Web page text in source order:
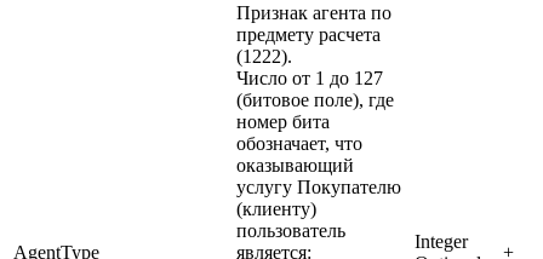
AgentType
Признак агента по
предмету расчета
(1222).
Число от 1 до 127
(битовое поле), где
номер бита
обозначает, что
оказывающий
услугу Покупателю
(клиенту)
пользователь
является:
Integer
+